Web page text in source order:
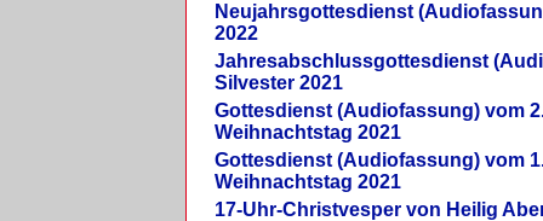
Neujahrsgottesdienst
2022
Jahresabschlussgottesdienst
Silvester 2021
Gottesdienst (Audiofassung) vom
Weihnachtstag 2021
Gottesdienst (Audiofassung) vom
Weihnachtstag 2021
17-Uhr-Christvesper von Heilig